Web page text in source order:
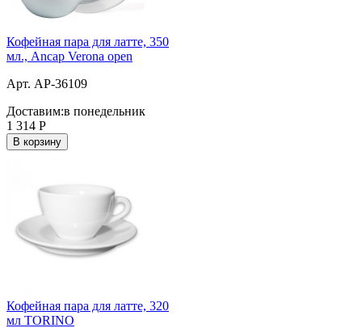
Кофейная пара для латте, 350
мл., Ancap Verona open
Арт. AP-36109
Доставим:в понедельник
1 314 Р
В корзину
Кофейная пара для латте, 320
мл TORINO